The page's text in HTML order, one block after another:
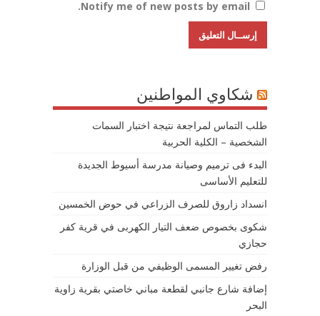
Notify me of new posts by email.
شكاوي المواطنين
طلب التماس لمراجعة نتيجة اختبار السمات
الشخصية – الكلية الحربية
البدء فى ترميم وصيانة مدرسة أسيوط الجديدة
للتعليم الأساسى
انسداد زاروق للصرف الزراعي في حوض الخمسين
شكوى بخصوص ضعف التيار الكهربى في قرية كفر
حجازي
رفض تغيير المسمى الوظيفي من قبل الوزارة
إضافة شارع جانبي لقطعة مباني خاصتي بقرية زاوية
البحر